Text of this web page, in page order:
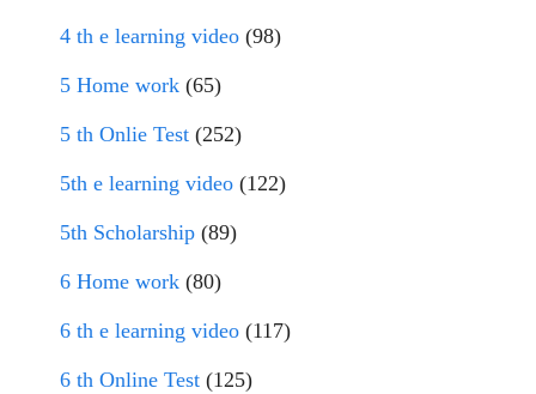
4 th e learning video (98)
5 Home work (65)
5 th Onlie Test (252)
5th e learning video (122)
5th Scholarship (89)
6 Home work (80)
6 th e learning video (117)
6 th Online Test (125)